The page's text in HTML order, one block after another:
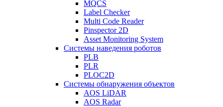
MQCS
Label Checker
Multi Code Reader
Pinspector 2D
Asset Monitoring System
Системы наведения роботов
PLB
PLR
PLOC2D
Системы обнаружения объектов
AOS LiDAR
AOS Radar